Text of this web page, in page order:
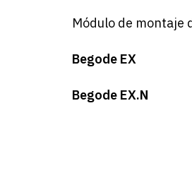
Módulo de montaje
Begode EX
Begode EX.N